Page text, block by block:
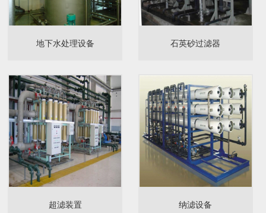
地下水处理设备 石英砂过滤器
超滤装置 纳滤设备